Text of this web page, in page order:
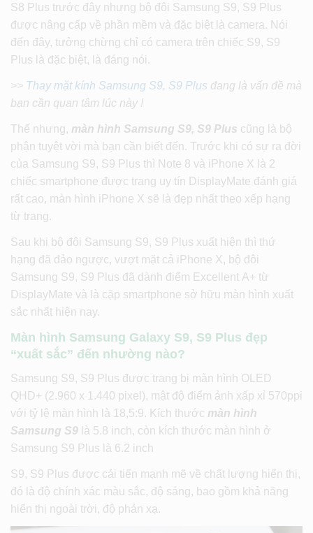
S8 Plus trước đây nhưng bộ đôi Samsung S9, S9 Plus
được nâng cấp về phần mềm và đặc biệt là camera. Nói
đến đây, tưởng chừng chỉ có camera trên chiếc S9, S9
Plus là đặc biệt, là đáng nói.
>> Thay mặt kính Samsung S9, S9 Plus đang là vấn đề mà
bạn cần quan tâm lúc này !
Thế nhưng, màn hình Samsung S9, S9 Plus cũng là bộ
phận tuyệt vời mà bạn cần biết đến. Trước khi có sự ra đời
của Samsung S9, S9 Plus thì Note 8 và iPhone X là 2
chiếc smartphone được trang uy tín DisplayMate đánh giá
rất cao, màn hình iPhone X sẽ là đẹp nhất theo xếp hạng
từ trang.
Sau khi bộ đôi Samsung S9, S9 Plus xuất hiện thì thứ
hạng đã đảo ngược, vượt mặt cả iPhone X, bộ đôi
Samsung S9, S9 Plus đã dành điểm Excellent A+ từ
DisplayMate và là cặp smartphone sở hữu màn hình xuất
sắc nhất hiện nay.
Màn hình Samsung Galaxy S9, S9 Plus đẹp
“xuất sắc” đến nhường nào?
Samsung S9, S9 Plus được trang bị màn hình OLED
QHD+ (2.960 x 1.440 pixel), mật độ điểm ảnh xấp xỉ 570ppi
với tỷ lệ màn hình là 18,5:9. Kích thước màn hình
Samsung S9 là 5.8 inch, còn kích thước màn hình ở
Samsung S9 Plus là 6.2 inch
S9, S9 Plus được cải tiến mạnh mẽ về chất lượng hiển thị,
đó là độ chính xác màu sắc, độ sáng, bao gồm khả năng
hiển thị ngoài trời, độ phản xạ.